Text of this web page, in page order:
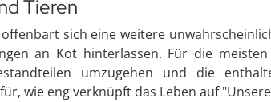
Tieren
sich eine weitere
an Kot hinterlassen. Für die
umzugehen und die
wie eng verknüpft das Leben auf